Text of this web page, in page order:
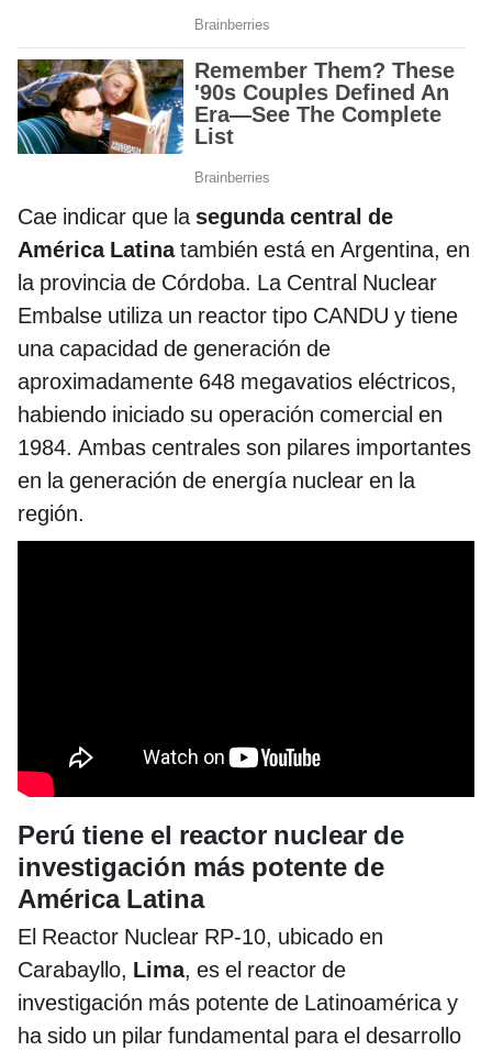
Cae indicar que la segunda central de
América Latinatambién está en Argentina, en
la provincia de Córdoba. La Central Nuclear
Embalse utiliza un reactor tipo CANDU y tiene
una capacidad de generación de
aproximadamente 648 megavatios eléctricos,
habiendo iniciado su operación comercial en
1984. Ambas centrales son pilares importantes
en la generación de energía nuclear en la
región.
Perú tiene el reactor nuclear de
investigación más potente de
América Latina
El Reactor Nuclear RP-10, ubicado en
Carabayllo, Lima, es el reactor de
investigación más potente de Latinoamérica y
ha sido un pilar fundamental para el desarrollo